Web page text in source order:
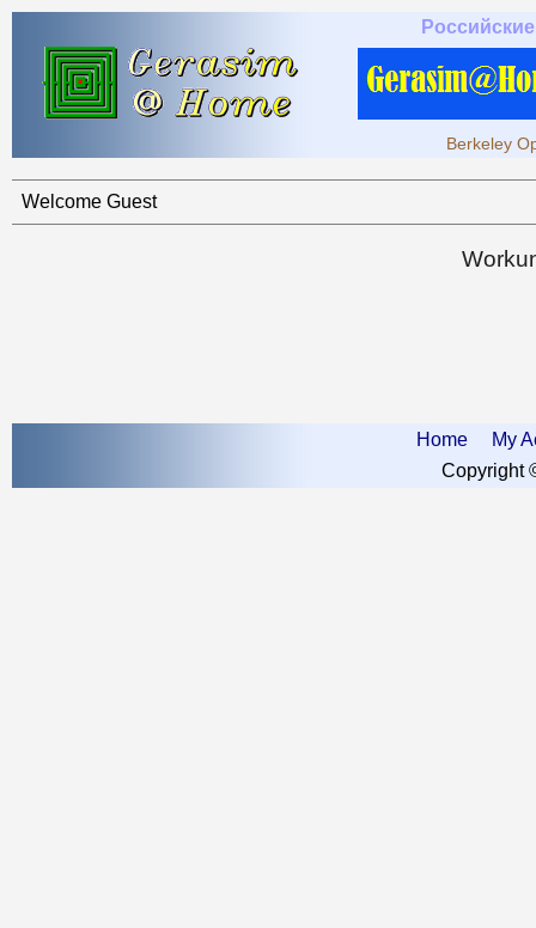
Berkeley
Welcome Guest
Home
My
Copyright